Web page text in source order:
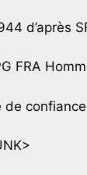
d’après
FRA
de